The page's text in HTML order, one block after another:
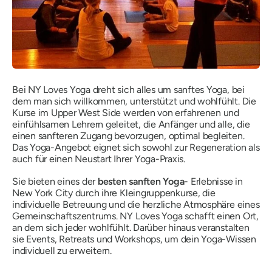
Bei NY Loves Yoga dreht sich alles um sanftes Yoga, bei
dem man sich willkommen, unterstützt und wohlfühlt. Die
Kurse im Upper West Side werden von erfahrenen und
einfühlsamen Lehrern geleitet, die Anfänger und alle, die
einen sanfteren Zugang bevorzugen, optimal begleiten.
Das Yoga-Angebot eignet sich sowohl zur Regeneration als
auch für einen Neustart Ihrer Yoga-Praxis.
Sie bieten eines der besten sanften Yoga- Erlebnisse in
New York City durch ihre Kleingruppenkurse, die
individuelle Betreuung und die herzliche Atmosphäre eines
Gemeinschaftszentrums. NY Loves Yoga schafft einen Ort,
an dem sich jeder wohlfühlt. Darüber hinaus veranstalten
sie Events, Retreats und Workshops, um dein Yoga-Wissen
individuell zu erweitern.